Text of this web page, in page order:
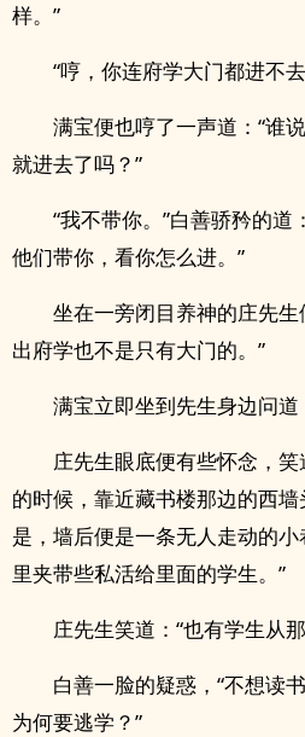
样。”
“哼，你连府学大门都进不
满宝便也哼了一声道：“谁
就进去了吗？”
“我不带你。”白善骄矜的道
他们带你，看你怎么进。”
坐在一旁闭目养神的庄先
出府学也不是只有大门的。”
满宝立即坐到先生身边问道
庄先生眼底便有些怀念，
的时候，靠近藏书楼那边的西
是，墙后便是一条无人走动的
里夹带些私活给里面的学生。”
庄先生笑道：“也有学生从
白善一脸的疑惑，“不想读
为何要逃学？”